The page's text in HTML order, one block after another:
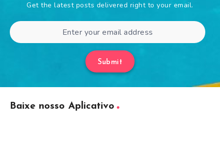
Get the latest posts delivered right to your email.
Submit
Baixe nosso Aplicativo